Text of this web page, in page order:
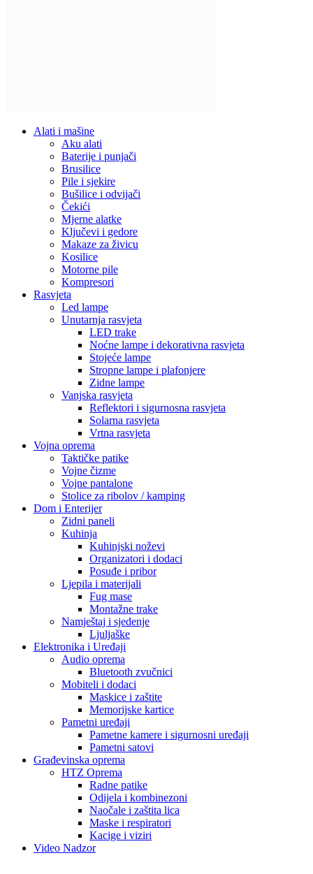
Alati i mašine
Aku alati
Baterije i punjači
Brusilice
Pile i sjekire
Bušilice i odvijači
Čekići
Mjerne alatke
Ključevi i gedore
Makaze za živicu
Kosilice
Motorne pile
Kompresori
Rasvjeta
Led lampe
Unutarnja rasvjeta
LED trake
Noćne lampe i dekorativna rasvjeta
Stojeće lampe
Stropne lampe i plafonjere
Zidne lampe
Vanjska rasvjeta
Reflektori i sigurnosna rasvjeta
Solarna rasvjeta
Vrtna rasvjeta
Vojna oprema
Taktičke patike
Vojne čizme
Vojne pantalone
Stolice za ribolov / kamping
Dom i Enterijer
Zidni paneli
Kuhinja
Kuhinjski noževi
Organizatori i dodaci
Posuđe i pribor
Ljepila i materijali
Fug mase
Montažne trake
Namještaj i sjedenje
Ljuljaške
Elektronika i Uređaji
Audio oprema
Bluetooth zvučnici
Mobiteli i dodaci
Maskice i zaštite
Memorijske kartice
Pametni uređaji
Pametne kamere i sigurnosni uređaji
Pametni satovi
Građevinska oprema
HTZ Oprema
Radne patike
Odijela i kombinezoni
Naočale i zaštita lica
Maske i respiratori
Kacige i viziri
Video Nadzor